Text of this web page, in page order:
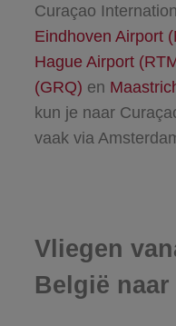
Curaçao
Eindhoven Airport
Hague Airport
(GRQ) en
kun je naar
vaak via
Vliegen
België